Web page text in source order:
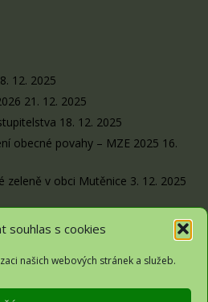
souhlas s cookies
našich webových stránek a služeb.
12. 2025
21. 12. 2025
18. 12. 2025
obecné povahy – MZE 2025 16.
zeleně v obci Mutěnice 3. 12. 2025
2026